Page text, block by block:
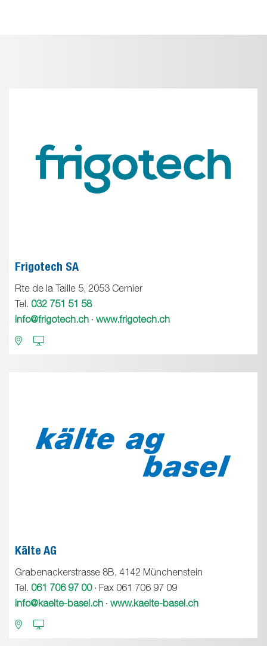
Frigotech SA
Rte de la Taille 5, 2053 Cernier
Tel. 032 751 51 58
info@frigotech.ch · www.frigotech.ch
Kälte AG
Grabenackerstrasse 8B, 4142 Münchenstein
Tel. 061 706 97 00· Fax 061 706 97 09
info@kaelte-basel.ch · www.kaelte-basel.ch